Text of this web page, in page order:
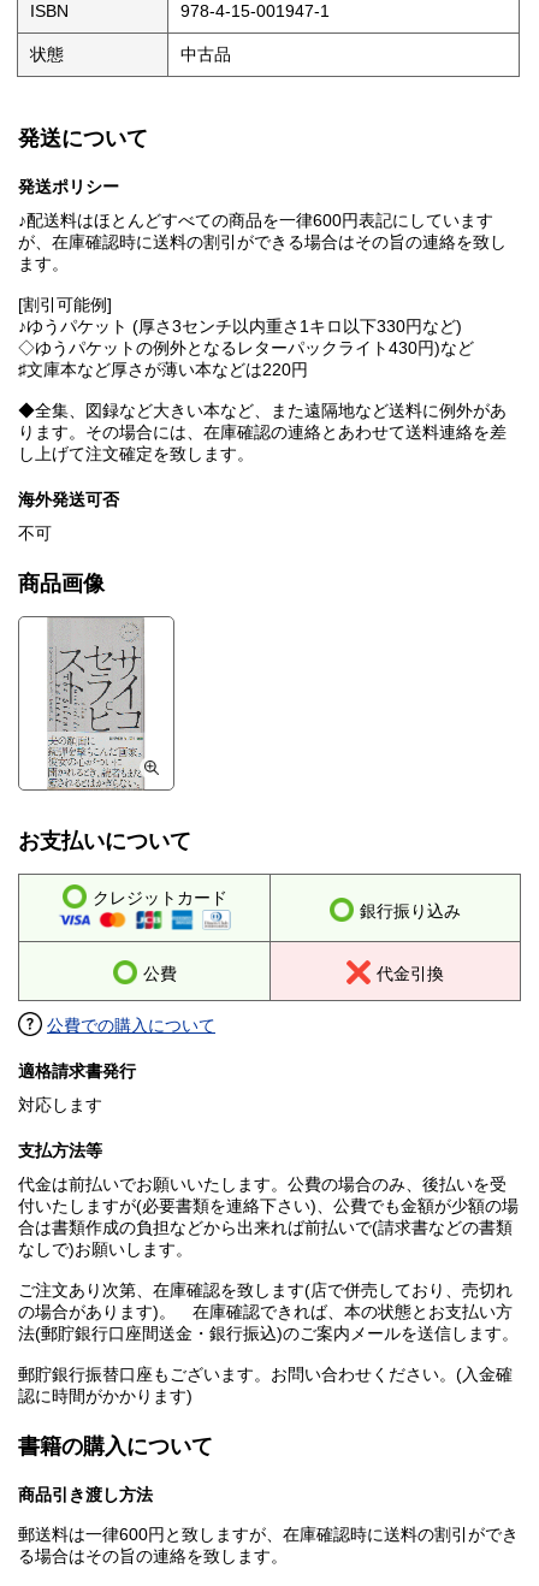
ISBN 978-4-15-001947-1
状態 中古品
発送について
発送ポリシー
♪配送料はほとんどすべての商品を一律600円表記にしています
が、在庫確認時に送料の割引ができる場合はその旨の連絡を致し
ます。
[割引可能例]
♪ゆうパケット (厚さ3センチ以内重さ1キロ以下330円など)
◇ゆうパケットの例外となるレターパックライト430円)など
♯文庫本など厚さが薄い本などは220円
◆全集、図録など大きい本など、また遠隔地など送料に例外があ
ります。その場合には、在庫確認の連絡とあわせて送料連絡を差
し上げて注文確定を致します。
海外発送可否
不可
商品画像
お支払いについて
クレジットカード
銀行振り込み
公費 代金引換
公費での購入について
適格請求書発行
対応します
支払方法等
代金は前払いでお願いいたします。公費の場合のみ、後払いを受
付いたしますが(必要書類を連絡下さい)、公費でも金額が少額の場
合は書類作成の負担などから出来れば前払いで(請求書などの書類
なしで)お願いします。
ご注文あり次第、在庫確認を致します(店で併売しており、売切れ
の場合があります)。 在庫確認できれば、本の状態とお支払い方
法(郵貯銀行口座間送金・銀行振込)のご案内メールを送信します。
郵貯銀行振替口座もございます。お問い合わせください。(入金確
認に時間がかかります)
書籍の購入について
商品引き渡し方法
郵送料は一律600円と致しますが、在庫確認時に送料の割引ができ
る場合はその旨の連絡を致します。